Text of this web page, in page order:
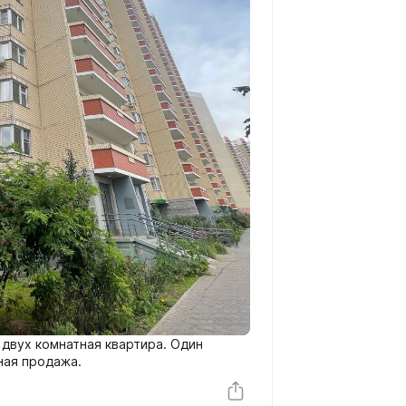
комнатная квартира. Один
продажа.